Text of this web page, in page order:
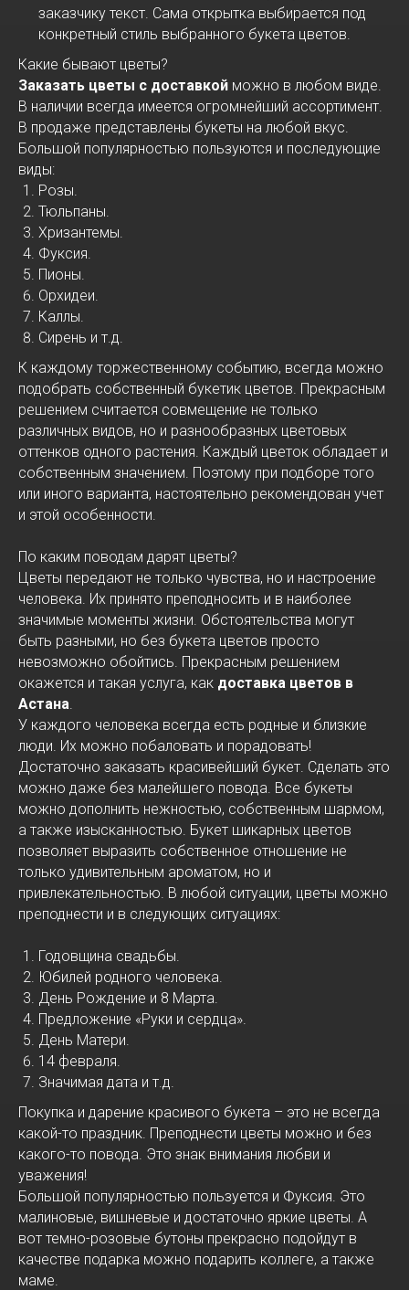
заказчику текст. Сама открытка выбирается под
конкретный стиль выбранного букета цветов.
Какие бывают цветы?
Заказать цветы с доставкой можно в любом виде.
В наличии всегда имеется огромнейший ассортимент.
В продаже представлены букеты на любой вкус.
Большой популярностью пользуются и последующие
виды:
Розы.
Тюльпаны.
Хризантемы.
Фуксия.
Пионы.
Орхидеи.
Каллы.
Сирень и т.д.
К каждому торжественному событию, всегда можно
подобрать собственный букетик цветов. Прекрасным
решением считается совмещение не только
различных видов, но и разнообразных цветовых
оттенков одного растения. Каждый цветок обладает и
собственным значением. Поэтому при подборе того
или иного варианта, настоятельно рекомендован учет
и этой особенности.
По каким поводам дарят цветы?
Цветы передают не только чувства, но и настроение
человека. Их принято преподносить и в наиболее
значимые моменты жизни. Обстоятельства могут
быть разными, но без букета цветов просто
невозможно обойтись. Прекрасным решением
окажется и такая услуга, как доставка цветов в
Астана.
У каждого человека всегда есть родные и близкие
люди. Их можно побаловать и порадовать!
Достаточно заказать красивейший букет. Сделать это
можно даже без малейшего повода. Все букеты
можно дополнить нежностью, собственным шармом,
а также изысканностью. Букет шикарных цветов
позволяет выразить собственное отношение не
только удивительным ароматом, но и
привлекательностью. В любой ситуации, цветы можно
преподнести и в следующих ситуациях:
Годовщина свадьбы.
Юбилей родного человека.
День Рождение и 8 Марта.
Предложение «Руки и сердца».
День Матери.
14 февраля.
Значимая дата и т.д.
Покупка и дарение красивого букета – это не всегда
какой-то праздник. Преподнести цветы можно и без
какого-то повода. Это знак внимания любви и
уважения!
Большой популярностью пользуется и Фуксия. Это
малиновые, вишневые и достаточно яркие цветы. А
вот темно-розовые бутоны прекрасно подойдут в
качестве подарка можно подарить коллеге, а также
маме.